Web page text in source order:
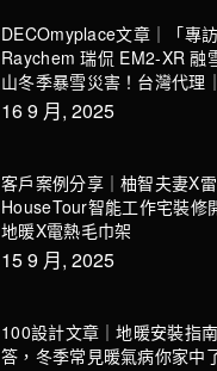
DECOmyplace文章｜「專
Raychem 瑞侃 EM2-XR 融
山冬季暴雪災害！台灣代理
16 9 月, 2025
客戶案例分享｜柚智夫妻X雷
HouseTour智能工作宅裝修
地暖X電熱毛巾架
15 9 月, 2025
100設計文章｜地暖安裝指
答，冬季常見暖氣病你家中